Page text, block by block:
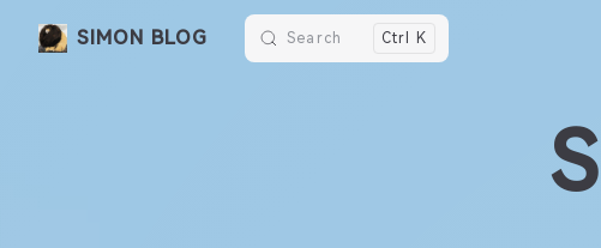
Skip to content
SIMON BLOG Search Ctrl K